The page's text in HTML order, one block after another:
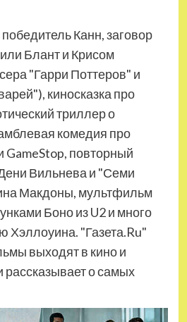
Канн, заговор
Блант и Крисом
"Гарри Поттеров" и
киносказка про
триллер о
комедия про
GameStop, повторный
Вильнева и "Семи
Макдоны, мультфильм
Боно из U2 и много
Хэллоуина. "Газета.Ru"
выходят в кино и
рассказывает о самых